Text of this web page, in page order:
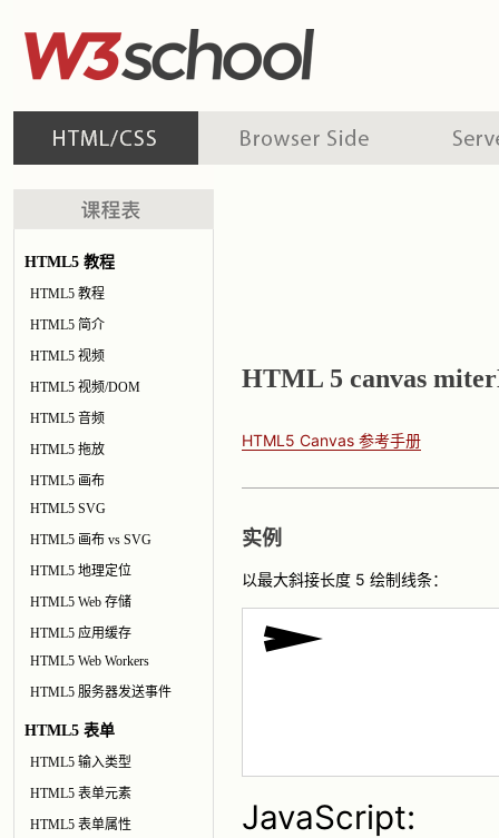
HTML5 教程
HTML5 教程
HTML5 简介
HTML5 视频
HTML5 视频/DOM
HTML5 音频
HTML5 拖放
HTML5 画布
HTML5 SVG
HTML5 画布 vs SVG
HTML5 地理定位
HTML5 Web 存储
HTML5 应用缓存
HTML5 Web Workers
HTML5 服务器发送事件
HTML5 表单
HTML5 输入类型
HTML5 表单元素
HTML5 表单属性
HTML 5 canvas
HTML5 Canvas 参考手册
实例
以最大斜接长度 5 绘制线条：
JavaScript: